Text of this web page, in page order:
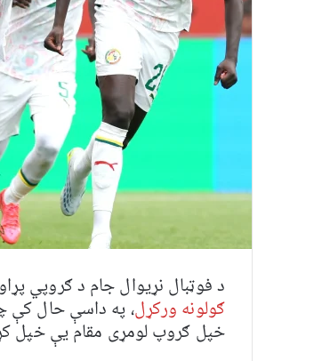
د فوټبال نړیوال جام د ګروپي
ګولونه ورکړل، په داسې حال کې
خپل ګروپ لومړی مقام یې خپل